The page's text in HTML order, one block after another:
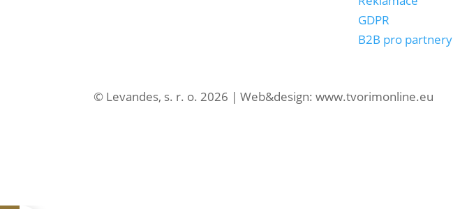
GDPR
B2B pro partnery
© Levandes, s. r. o. 2026 | Web&design: www.tvorimonline.eu